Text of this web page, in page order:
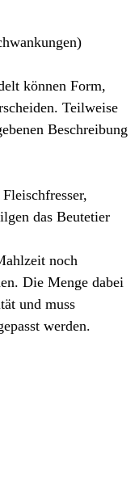
können Form,
Teilweise
Beschreibung
das Beutetier
noch
Die Menge dabei
und muss
werden.